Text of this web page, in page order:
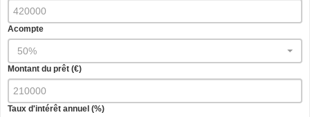
Acompte
50%
Montant du prêt (€)
Taux d'intérêt annuel (%)